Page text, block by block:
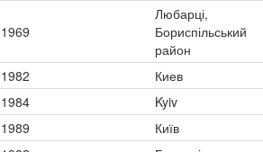
1969
Любарці,
Бориспільський
район
1982
Киев
1984 Kyiv
1989
Київ